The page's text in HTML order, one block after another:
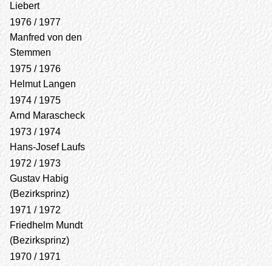
Liebert
1976 / 1977
Manfred von den
Stemmen
1975 / 1976
Helmut Langen
1974 / 1975
Arnd Marascheck
1973 / 1974
Hans-Josef Laufs
1972 / 1973
Gustav Habig
(Bezirksprinz)
1971 / 1972
Friedhelm Mundt
(Bezirksprinz)
1970 / 1971